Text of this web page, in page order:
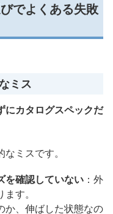
でよくある失敗
ミス
にカタログスペックだ
ミスです。
を確認していない ：外
す。
か、伸ばした状態なの